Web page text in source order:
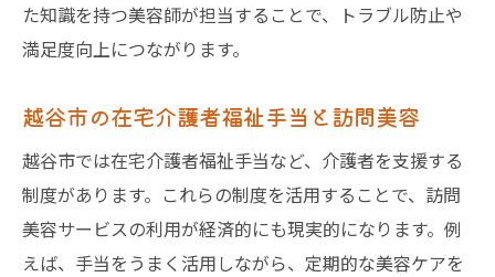
た知識を持つ美容師が担当することで、トラブル防止や
満足度向上につながります。
越谷市の在宅介護者福祉手当と訪問美容
越谷市では在宅介護者福祉手当など、介護者を支援する
制度があります。これらの制度を活用することで、訪問
美容サービスの利用が経済的にも現実的になります。例
えば、手当をうまく活用しながら、定期的な美容ケアを